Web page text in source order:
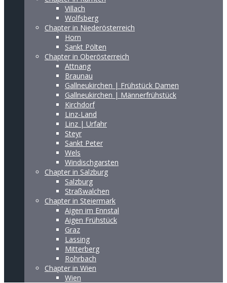
Villach
Wolfsberg
Chapter in Niederösterreich
Horn
Sankt Pölten
Chapter in Oberösterreich
Attnang
Braunau
Gallneukirchen | Frühstück Damen
Gallneukirchen | Männerfrühstück
Kirchdorf
Linz-Land
Linz | Urfahr
Steyr
Sankt Peter
Wels
Windischgarsten
Chapter in Salzburg
Salzburg
Straßwalchen
Chapter in Steiermark
Aigen im Ennstal
Aigen Frühstück
Graz
Lassing
Mitterberg
Rohrbach
Chapter in Wien
Wien